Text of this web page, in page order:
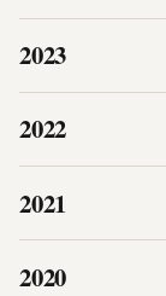
2023
2022
2021
2020